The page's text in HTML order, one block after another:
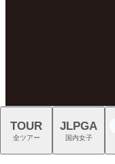
TOUR
全ツアー
JLPGA
国内女子